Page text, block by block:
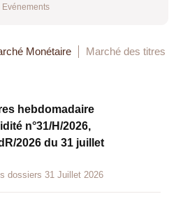
Evénements
Monétaire Marché des titres
hebdomadaire
n°31/H/2026,
2026 du 31 juillet
dossiers 31 Juillet 2026